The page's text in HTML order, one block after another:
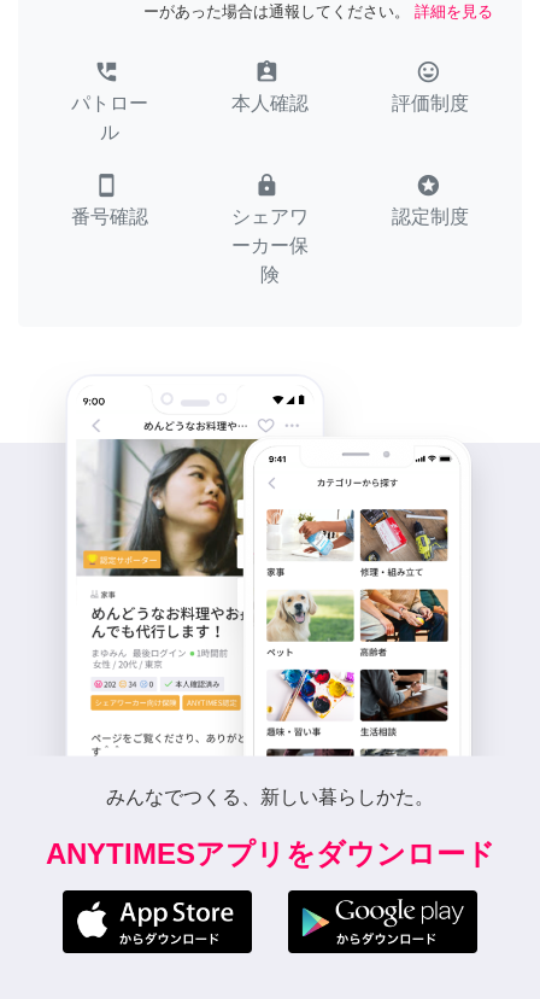
ーがあった場合は通報してください。
詳細を見る
perm_phone_msg
パトロー
ル
assignment_ind
本人確認
tag_faces
評価制度
smartphone
番号確認
lock
シェアワ
ーカー保
険
stars
認定制度
みんなでつくる、新しい暮らしかた。
ANYTIMESアプリをダウンロード